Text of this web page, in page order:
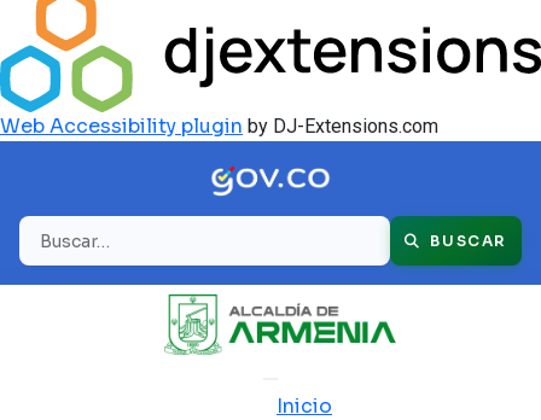
Web Accessibility plugin by DJ-Extensions.com
Buscar BUSCAR
Inicio